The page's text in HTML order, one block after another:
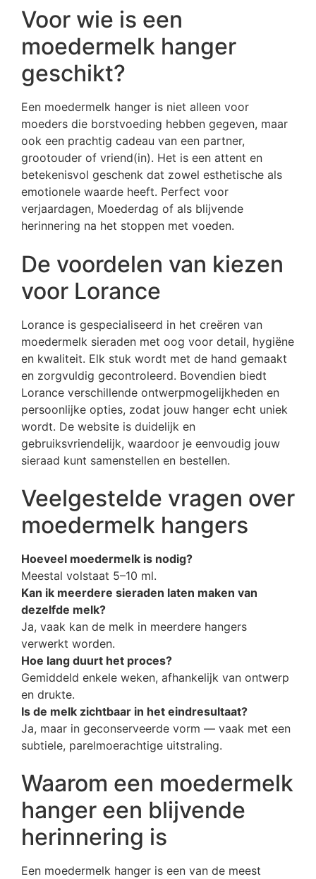
Voor wie is een
moedermelk hanger
geschikt?
Een moedermelk hanger is niet alleen voor
moeders die borstvoeding hebben gegeven, maar
ook een prachtig cadeau van een partner,
grootouder of vriend(in). Het is een attent en
betekenisvol geschenk dat zowel esthetische als
emotionele waarde heeft. Perfect voor
verjaardagen, Moederdag of als blijvende
herinnering na het stoppen met voeden.
De voordelen van kiezen
voor Lorance
Lorance is gespecialiseerd in het creëren van
moedermelk sieraden met oog voor detail, hygiëne
en kwaliteit. Elk stuk wordt met de hand gemaakt
en zorgvuldig gecontroleerd. Bovendien biedt
Lorance verschillende ontwerpmogelijkheden en
persoonlijke opties, zodat jouw hanger echt uniek
wordt. De website is duidelijk en
gebruiksvriendelijk, waardoor je eenvoudig jouw
sieraad kunt samenstellen en bestellen.
Veelgestelde vragen over
moedermelk hangers
Hoeveel moedermelk is nodig?
Meestal volstaat 5–10 ml.
Kan ik meerdere sieraden laten maken van
dezelfde melk?
Ja, vaak kan de melk in meerdere hangers
verwerkt worden.
Hoe lang duurt het proces?
Gemiddeld enkele weken, afhankelijk van ontwerp
en drukte.
Is de melk zichtbaar in het eindresultaat?
Ja, maar in geconserveerde vorm — vaak met een
subtiele, parelmoerachtige uitstraling.
Waarom een moedermelk
hanger een blijvende
herinnering is
Een moedermelk hanger is een van de meest